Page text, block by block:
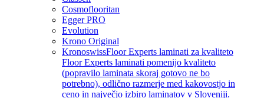
Cosmoflooritan
Egger PRO
Evolution
Krono Original
KronoswissFloor Experts laminati za kvaliteto
Floor Experts laminati pomenijo kvaliteto
(popravilo laminata skoraj gotovo ne bo
potrebno), odlično razmerje med kakovostjo in
ceno in največjo izbiro laminatov v Sloveniji.